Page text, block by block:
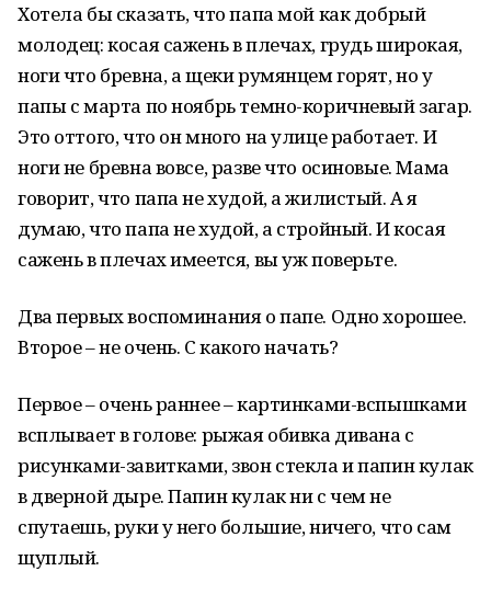
Хотела бы сказать, что папа мой как добрый
молодец: косая сажень в плечах, грудь широкая,
ноги что бревна, а щеки румянцем горят, но у
папы с марта по ноябрь темно-коричневый загар.
Это оттого, что он много на улице работает. И
ноги не бревна вовсе, разве что осиновые. Мама
говорит, что папа не худой, а жилистый. А я
думаю, что папа не худой, а стройный. И косая
сажень в плечах имеется, вы уж поверьте.
Два первых воспоминания о папе. Одно хорошее.
Второе – не очень. С какого начать?
Первое – очень раннее – картинками-вспышками
всплывает в голове: рыжая обивка дивана с
рисунками-завитками, звон стекла и папин кулак
в дверной дыре. Папин кулак ни с чем не
спутаешь, руки у него большие, ничего, что сам
щуплый.